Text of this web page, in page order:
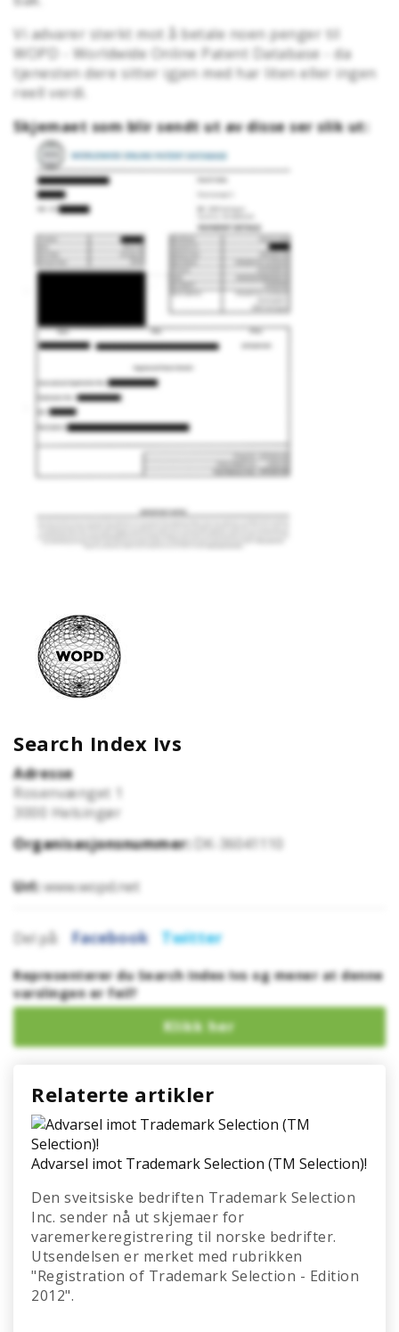
Vi advarer sterkt mot å betale noen penger til
WOPD - Worldwide Online Patent Database - da
tjenesten dere sitter igjen med har liten eller ingen
reell verdi.
Skjemaet som blir sendt ut av disse ser slik ut:
Search Index Ivs
Adresse
Rosenvænget 1
3000 Helsingør
Organisasjonsnummer: DK-36041110
Url:www.wopd.net
Del på: Facebook Twitter
Representerer du Search Index Ivs og mener at denne
varslingen er feil?
Relaterte artikler
Advarsel imot Trademark Selection (TM Selection)!
Den sveitsiske bedriften Trademark Selection
Inc. sender nå ut skjemaer for
varemerkeregistrering til norske bedrifter.
Utsendelsen er merket med rubrikken
"Registration of Trademark Selection - Edition
2012".